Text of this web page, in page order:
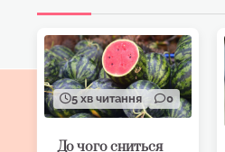
5 хв читання 0
До чого сниться